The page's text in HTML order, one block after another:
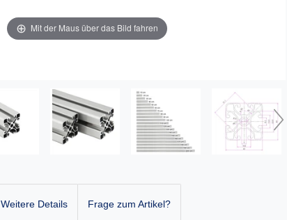
Mit der Maus über das Bild fahren
Weitere Details Frage zum Artikel?